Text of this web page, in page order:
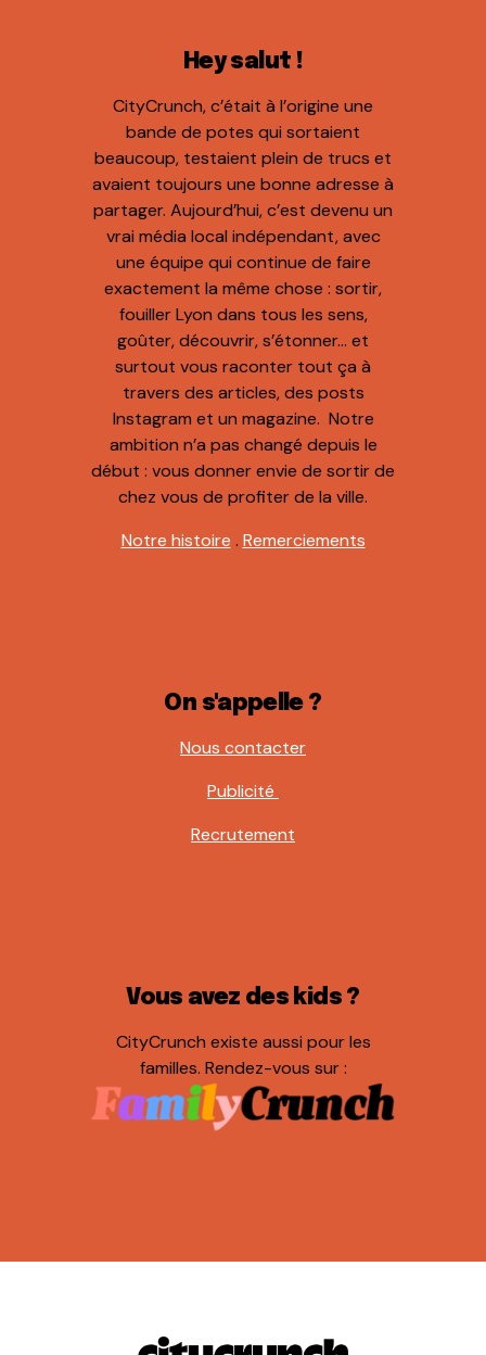
Hey salut !
CityCrunch, c’était à l’origine une
bande de potes qui sortaient
beaucoup, testaient plein de trucs et
avaient toujours une bonne adresse à
partager. Aujourd’hui, c’est devenu un
vrai média local indépendant, avec
une équipe qui continue de faire
exactement la même chose : sortir,
fouiller Lyon dans tous les sens,
goûter, découvrir, s’étonner… et
surtout vous raconter tout ça à
travers des articles, des posts
Instagram et un magazine. Notre
ambition n’a pas changé depuis le
début : vous donner envie de sortir de
chez vous de profiter de la ville.
Notre histoire . Remerciements
On s'appelle ?
Nous contacter
Publicité
Recrutement
Vous avez des kids ?
CityCrunch existe aussi pour les
familles. Rendez-vous sur :